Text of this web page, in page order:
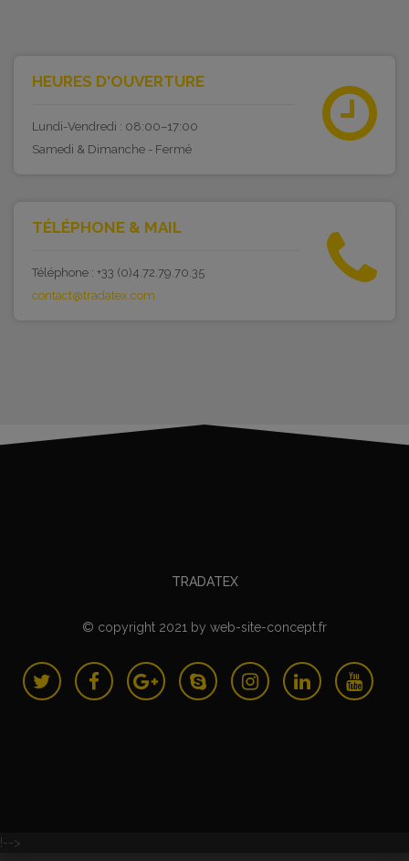
HEURES D'OUVERTURE
Lundi-Vendredi : 08:00–17:00
Samedi & Dimanche - Fermé
TÉLÉPHONE & MAIL
Téléphone : +33 (0)4.72.79.70.35
contact@tradatex.com
TRADATEX
© copyright 2021 by web-site-concept.fr
!-->